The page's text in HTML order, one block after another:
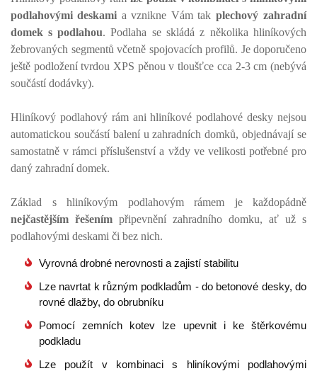
podlahovými deskami a vznikne Vám tak plechový zahradní
domek s podlahou. Podlaha se skládá z několika hliníkových
žebrovaných segmentů včetně spojovacích profilů. Je doporučeno
ještě podložení tvrdou XPS pěnou v tloušťce cca 2-3 cm (nebývá
součástí dodávky).
Hliníkový podlahový rám ani hliníkové podlahové desky nejsou
automatickou součástí balení u zahradních domků, objednávají se
samostatně v rámci příslušenství a vždy ve velikosti potřebné pro
daný zahradní domek.
Základ s hliníkovým podlahovým rámem je každopádně
nejčastějším řešením připevnění zahradního domku, ať už s
podlahovými deskami či bez nich.
Vyrovná drobné nerovnosti a zajistí stabilitu
Lze navrtat k různým podkladům - do betonové desky, do
rovné dlažby, do obrubníku
Pomocí zemních kotev lze upevnit i ke štěrkovému
podkladu
Lze použít v kombinaci s hliníkovými podlahovými